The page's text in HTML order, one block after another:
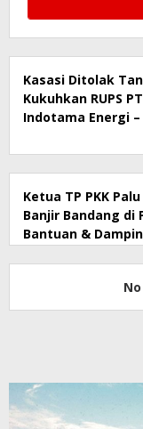
Kasasi Ditolak
Kukuhkan RUPS
Indotama Energi –
Resmi
Ketua TP PKK
Banjir Bandang di
Bantuan &